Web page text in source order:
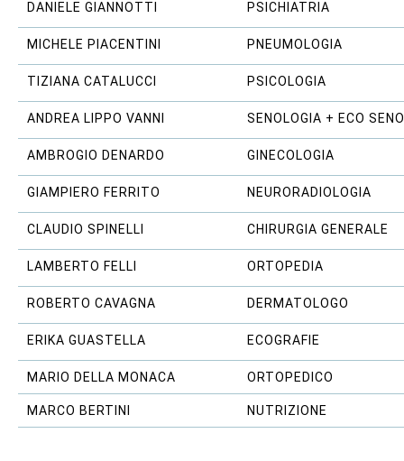
DANIELE GIANNOTTI PSICHIATRIA
MICHELE PIACENTINI PNEUMOLOGIA
TIZIANA CATALUCCI PSICOLOGIA
ANDREA LIPPO VANNI SENOLOGIA + ECO SENO
AMBROGIO DENARDO GINECOLOGIA
GIAMPIERO FERRITO NEURORADIOLOGIA
CLAUDIO SPINELLI CHIRURGIA GENERALE
LAMBERTO FELLI ORTOPEDIA
ROBERTO CAVAGNA DERMATOLOGO
ERIKA GUASTELLA ECOGRAFIE
MARIO DELLA MONACA ORTOPEDICO
MARCO BERTINI NUTRIZIONE